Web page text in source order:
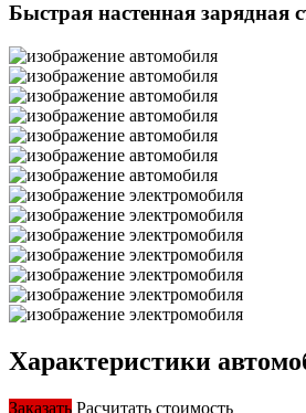
Быстрая настенная зарядная
Характеристики
Заказать Расчитать стоимость